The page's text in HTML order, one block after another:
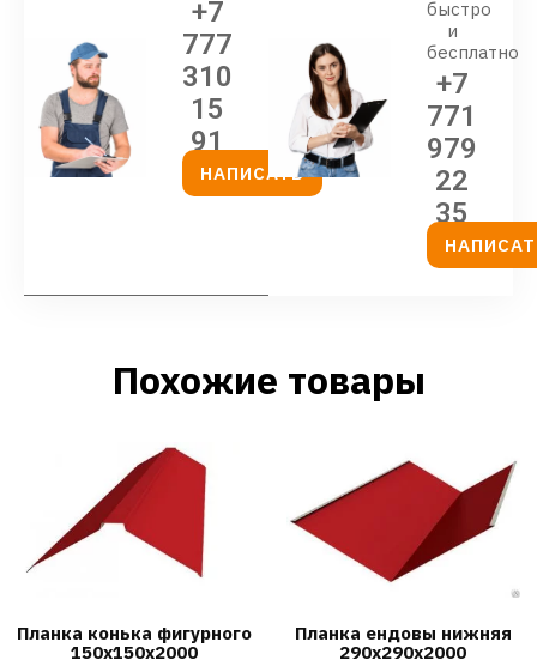
+7
777
310
15
91
НАПИСАТЬ
быстро
и
бесплатно
+7
771
979
22
35
Похожие товары
Планка конька фигурного
150х150х2000
Планка ендовы нижняя
290х290х2000